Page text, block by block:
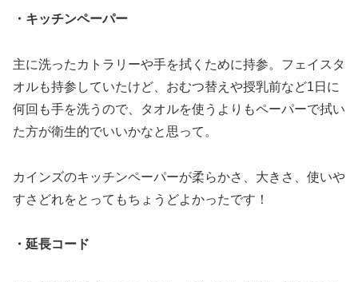
・キッチンペーパー
主に洗ったカトラリーや手を拭くために持参。フェイスタ
オルも持参していたけど、おむつ替えや授乳前など1日に
何回も手を洗うので、タオルを使うよりもペーパーで拭い
た方が衛生的でいいかなと思って。
カインズのキッチンペーパーが柔らかさ、大きさ、使いや
すさどれをとってもちょうどよかったです！
・延長コード